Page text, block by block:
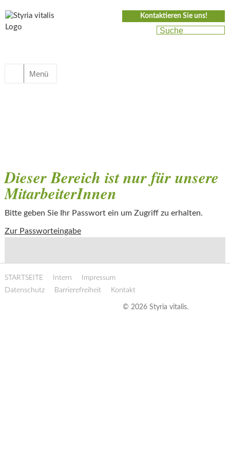
Kontaktieren Sie uns!
Menü
Dieser Bereich ist nur für unsere
MitarbeiterInnen
Bitte geben Sie Ihr Passwort ein um Zugriff zu erhalten.
Zur Passworteingabe
STARTSEITE Intern
Impressum
Datenschutz
Barrierefreiheit Kontakt
© 2026 Styria vitalis.